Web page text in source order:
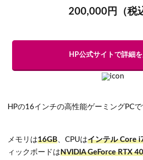
200,000円（税
HP公式サイトで詳細
HPの16インチの高性能ゲーミングPCで
メモリは16GB 、CPUはインテル Core
ィックボードはNVIDIA GeForce RTX